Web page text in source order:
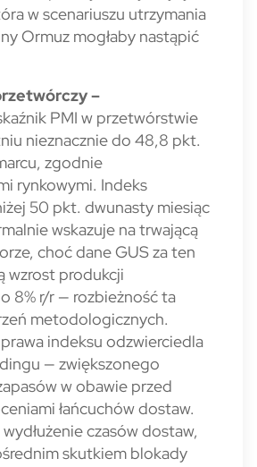
w scenariuszu utrzymania
Ormuz mogłaby nastąpić
–
PMI w przetwórstwie
nieznacznie do 48,8 pkt.
zgodnie
rynkowymi. Indeks
50 pkt. dwunasty miesiąc
wskazuje na trwającą
choć dane GUS za ten
wzrost produkcji
8% r/r — rozbieżność ta
metodologicznych.
indeksu odzwierciedla
— zwiększonego
w obawie przed
łańcuchów dostaw.
czasów dostaw,
skutkiem blokady